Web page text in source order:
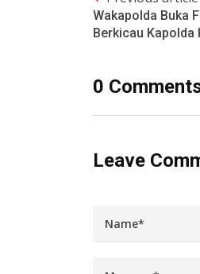
Wakapolda Buka
Berkicau Kapolda
0
Leave